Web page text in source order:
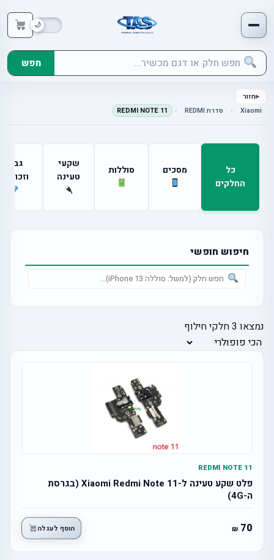
חפש
חזור
Xiaomi
סדרת REDMI REDMI NOTE 11
כל
החלקים
מסכים סוללות
שקעי
טעינה
גבים
חיפוש חופשי
נמצאו 3חלקי חילוף
REDMI NOTE 11
פלט שקע טעינה ל-Xiaomi Redmi Note 11 (בגרסת
ה-4G)
70 הוסף לעגלה